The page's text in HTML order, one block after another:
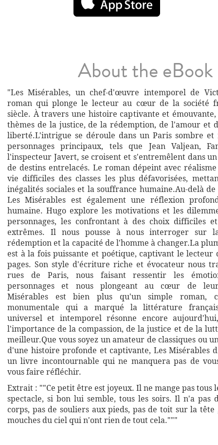
About the eBook
"Les Misérables, un chef-d'œuvre intemporel de
roman qui plonge le lecteur au cœur de la société
siècle. À travers une histoire captivante et
thèmes de la justice, de la rédemption, de l'amour et
liberté.L'intrigue se déroule dans un Paris sombre et
personnages principaux, tels que Jean Valjean,
l'inspecteur Javert, se croisent et s'entremêlent dans
de destins entrelacés. Le roman dépeint avec
vie difficiles des classes les plus défavorisées,
inégalités sociales et la souffrance humaine.Au-delà de
Les Misérables est également une réflexion
humaine. Hugo explore les motivations et les
personnages, les confrontant à des choix difficiles
extrêmes. Il nous pousse à nous interroger sur
rédemption et la capacité de l'homme à changer.La
est à la fois puissante et poétique, captivant le lecteur
pages. Son style d'écriture riche et évocateur nous
rues de Paris, nous faisant ressentir les
personnages et nous plongeant au cœur de
Misérables est bien plus qu'un simple roman,
monumentale qui a marqué la littérature
universel et intemporel résonne encore
l'importance de la compassion, de la justice et de la
meilleur.Que vous soyez un amateur de classiques ou
d'une histoire profonde et captivante, Les Misérables
un livre incontournable qui ne manquera pas de
vous faire réfléchir.
Extrait : ""Ce petit être est joyeux. Il ne mange pas tous
spectacle, si bon lui semble, tous les soirs. Il n'a pas
corps, pas de souliers aux pieds, pas de toit sur la tête
mouches du ciel qui n'ont rien de tout cela."""